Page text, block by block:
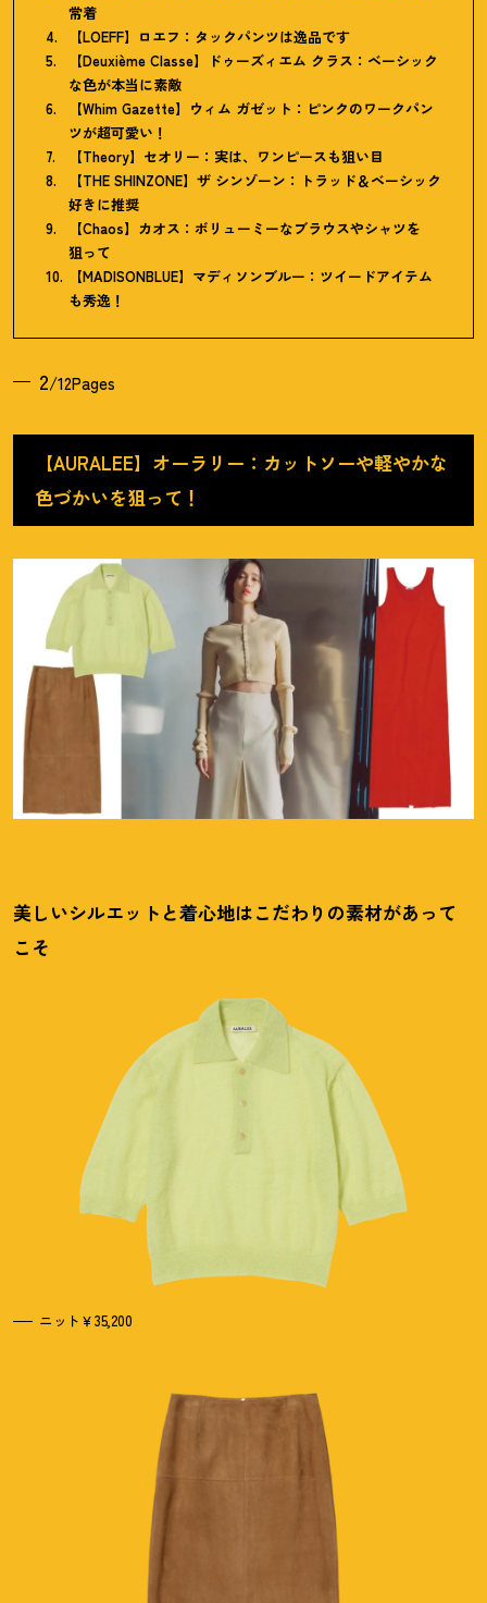
常着
【LOEFF】ロエフ：タックパンツは逸品です
【Deuxième Classe】ドゥーズィエム クラス：ベーシック
な色が本当に素敵
【Whim Gazette】ウィム ガゼット：ピンクのワークパン
ツが超可愛い ！
【Theory】セオリー：実は、ワンピースも狙い目
【THE SHINZONE】ザ シンゾーン：トラッド＆ベーシック
好きに推奨
【Chaos】カオス：ボリューミーなブラウスやシャツを
狙って
【MADISONBLUE】マディソンブルー：ツイードアイテム
も秀逸！
2/12Pages
【AURALEE】オーラリー：カットソーや軽やかな
色づかいを狙って ！
美しいシルエットと着心地はこだわりの素材があって
こそ
ニット￥35,200